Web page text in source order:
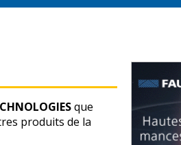
que
produits de la